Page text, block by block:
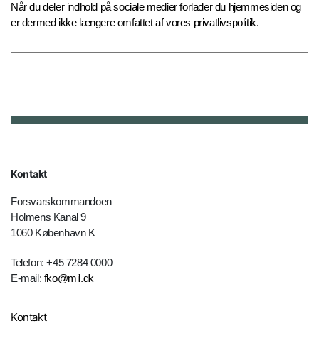
Når du deler indhold på sociale medier forlader du hjemmesiden og
er dermed ikke længere omfattet af vores privatlivspolitik.
Kontakt
Forsvarskommandoen
Holmens Kanal 9
1060 København K
Telefon: +45 7284 0000
E-mail: fko@mil.dk
Kontakt